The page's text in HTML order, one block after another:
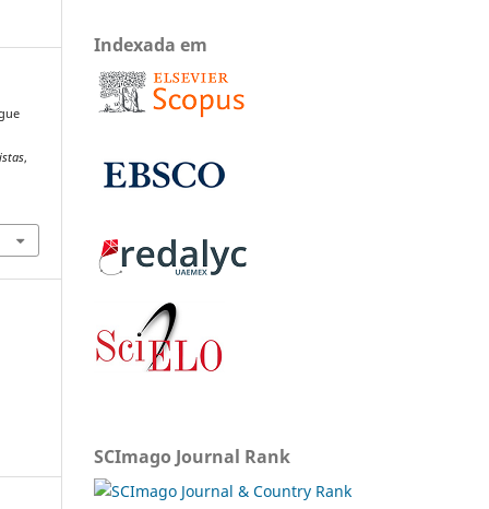
,
Indexada em
SCImago Journal Rank